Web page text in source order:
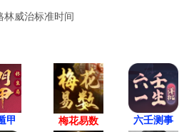
甲 梅花易数 六壬测事